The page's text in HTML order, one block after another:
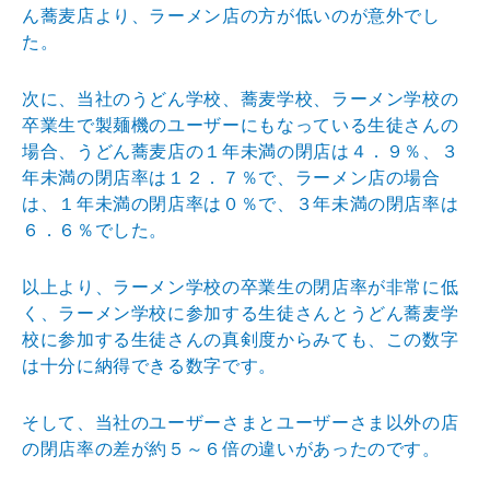
ん蕎麦店より、ラ ーメン店の方が低いのが意外でし
た。
次に、当社のうどん学校、蕎麦学校、ラーメン学校の
卒業生で製麺機のユーザーにもなっている生徒さんの
場合、う どん蕎麦店の１年未満の閉店は４．９％、３
年未満の閉店率は１２．７％で、ラーメン店の場合
は、１年未満の閉店率は０％で、３年未満の閉店率は
６．６％でした。
以上より、ラーメン学校の卒業生の閉店率が非常に低
く、 ラーメン学校に参加する生徒さんとうどん蕎麦学
校に参加する生徒さんの真剣度からみても、この数字
は十分に納得できる数字です。
そして、当社のユーザーさまとユーザーさま以外の店
の閉 店率の差が約５～６倍の違いがあったのです。